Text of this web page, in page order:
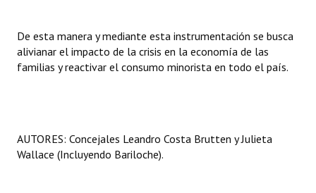
De esta manera y mediante esta instrumentación se busca
alivianar el impacto de la crisis en la economía de las
familias y reactivar el consumo minorista en todo el país.
AUTORES: Concejales Leandro Costa Brutten y Julieta
Wallace (Incluyendo Bariloche).